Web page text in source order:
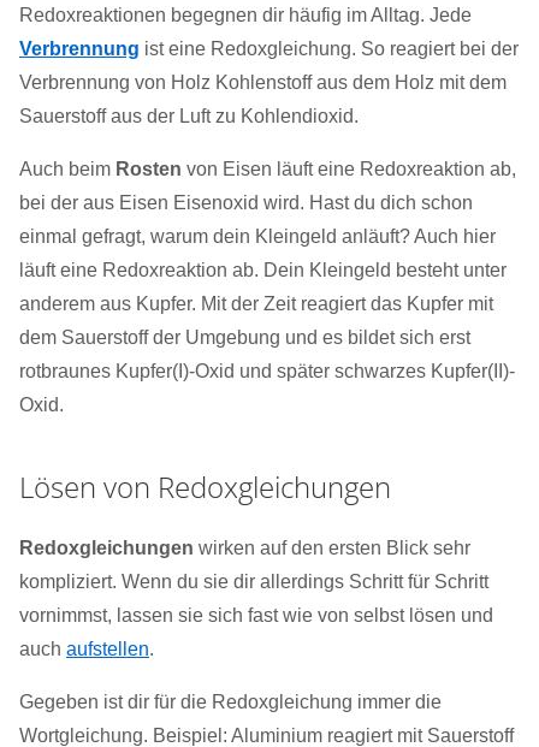
Redoxreaktionen begegnen dir häufig im Alltag. Jede
Verbrennung ist eine Redoxgleichung. So reagiert bei der
Verbrennung von Holz Kohlenstoff aus dem Holz mit dem
Sauerstoff aus der Luft zu Kohlendioxid.
Auch beim Rosten von Eisen läuft eine Redoxreaktion ab,
bei der aus Eisen Eisenoxid wird. Hast du dich schon
einmal gefragt, warum dein Kleingeld anläuft? Auch hier
läuft eine Redoxreaktion ab. Dein Kleingeld besteht unter
anderem aus Kupfer. Mit der Zeit reagiert das Kupfer mit
dem Sauerstoff der Umgebung und es bildet sich erst
rotbraunes Kupfer(I)-Oxid und später schwarzes Kupfer(II)-
Oxid.
Lösen von Redoxgleichungen
Redoxgleichungen wirken auf den ersten Blick sehr
kompliziert. Wenn du sie dir allerdings Schritt für Schritt
vornimmst, lassen sie sich fast wie von selbst lösen und
auch aufstellen.
Gegeben ist dir für die Redoxgleichung immer die
Wortgleichung. Beispiel: Aluminium reagiert mit Sauerstoff